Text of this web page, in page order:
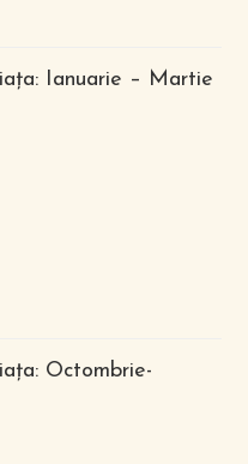
Ianuarie – Martie
Octombrie-